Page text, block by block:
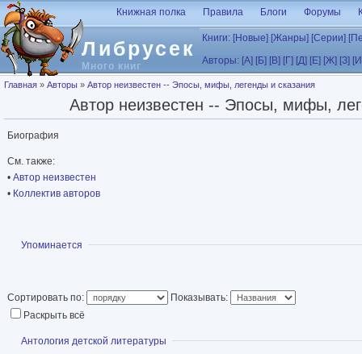
Перейти к основному содержанию
Либрусек
Много книг
Книжная полка Правила Блоги Форумы
Книги: [Новые] [Жанры] [Серии]
Авторы: [А] [Б] [В] [Г] [Д] [Е] [Ж] [З]
Вы здесь
Главная » Авторы » Автор неизвестен -- Эпосы, мифы, легенды и сказания
Автор неизвестен -- Эпосы, мифы,
Биография
См. также:
• Автор неизвестен
• Коллектив авторов
Показать
Упоминается
Сортировать по:
Показывать:
Раскрыть всё
Показать
Антология детской литературы